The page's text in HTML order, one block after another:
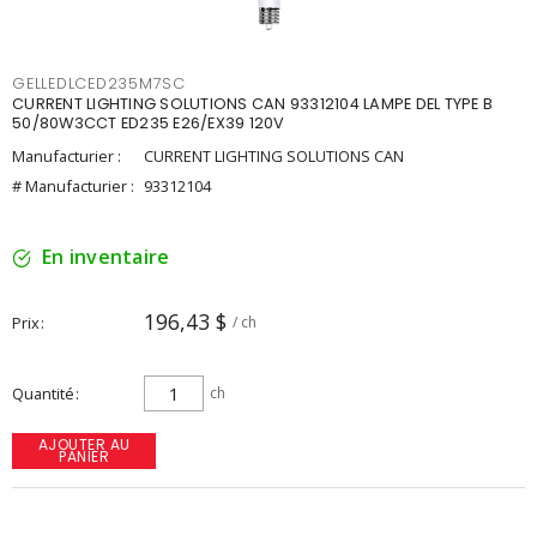
GELLEDLCED235M7SC
CURRENT LIGHTING SOLUTIONS CAN 93312104 LAMPE DEL TYPE B
50/80W3CCT ED235 E26/EX39 120V
Manufacturier :
CURRENT LIGHTING SOLUTIONS CAN
# Manufacturier : 93312104
En inventaire
Prix 196,43 $ / ch
Quantité ch
AJOUTER AU
PANIER